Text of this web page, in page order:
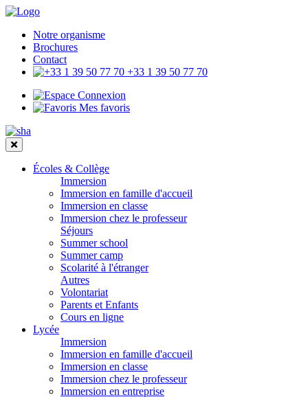
Notre organisme
Brochures
Contact
+33 1 39 50 77 70
Connexion
Mes favoris
Écoles & Collège
Immersion
Immersion en famille d'accueil
Immersion en classe
Immersion chez le professeur
Séjours
Summer school
Summer camp
Scolarité à l'étranger
Autres
Volontariat
Parents et Enfants
Cours en ligne
Lycée
Immersion
Immersion en famille d'accueil
Immersion en classe
Immersion chez le professeur
Immersion en entreprise